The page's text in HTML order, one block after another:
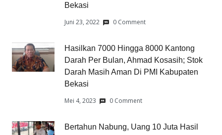
Bekasi
Juni 23, 2022 0 Comment
Hasilkan 7000 Hingga 8000 Kantong
Darah Per Bulan, Ahmad Kosasih; Stok
Darah Masih Aman Di PMI Kabupaten
Bekasi
Mei 4, 2023 0 Comment
Bertahun Nabung, Uang 10 Juta Hasil